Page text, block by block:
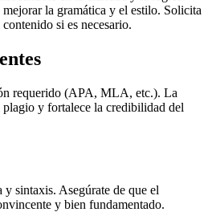
la gramática y el estilo. Solicita
si es necesario.
requerido (APA, MLA, etc.). La
y fortalece la credibilidad del
sintaxis. Asegúrate de que el
y bien fundamentado.